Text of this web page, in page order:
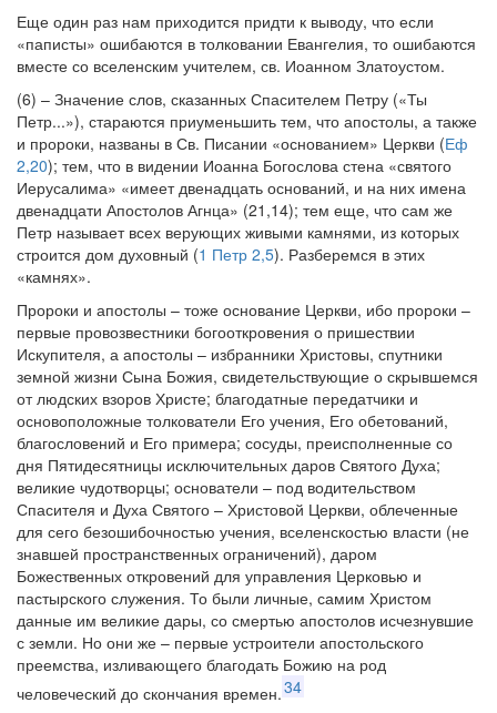
Еще один раз нам приходится придти к выводу, что если
«паписты» ошибаются в толковании Евангелия, то ошибаются
вместе со вселенским учителем, св. Иоанном Златоустом.
(6) – Значение слов, сказанных Спасителем Петру («Ты
Петр...»), стараются приуменьшить тем, что апостолы, а также
и пророки, названы в Св. Писании «основанием» Церкви (Еф
2,20); тем, что в видении Иоанна Богослова стена «святого
Иерусалима» «имеет двенадцать оснований, и на них имена
двенадцати Апостолов Агнца» (21,14); тем еще, что сам же
Петр называет всех верующих живыми камнями, из которых
строится дом духовный (1 Петр 2,5). Разберемся в этих
«камнях».
Пророки и апостолы – тоже основание Церкви, ибо пророки –
первые провозвестники богооткровения о пришествии
Искупителя, а апостолы – избранники Христовы, спутники
земной жизни Сына Божия, свидетельствующие о скрывшемся
от людских взоров Христе; благодатные передатчики и
основоположные толкователи Его учения, Его обетований,
благословений и Его примера; сосуды, преисполненные со
дня Пятидесятницы исключительных даров Святого Духа;
великие чудотворцы; основатели – под водительством
Спасителя и Духа Святого – Христовой Церкви, облеченные
для сего безошибочностью учения, вселенскостью власти (не
знавшей пространственных ограничений), даром
Божественных откровений для управления Церковью и
пастырского служения. То были личные, самим Христом
данные им великие дары, со смертью апостолов исчезнувшие
с земли. Но они же – первые устроители апостольского
преемства, изливающего благодать Божию на род
человеческий до скончания времен.34